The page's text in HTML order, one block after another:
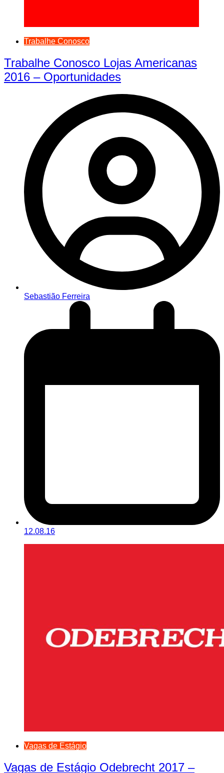
Trabalhe Conosco
Trabalhe Conosco Lojas Americanas
2016 – Oportunidades
Sebastião Ferreira
12.08.16
Vagas de Estágio
Vagas de Estágio Odebrecht 2017 –